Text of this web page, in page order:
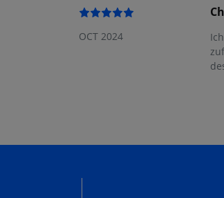
OCT 2024